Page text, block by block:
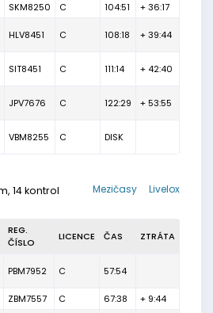
SKM8250 C 104:51 + 36:17
HLV8451 C 108:18 + 39:44
SIT8451 C 111:14 + 42:40
JPV7676 C 122:29 + 53:55
VBM8255 C DISK
14 kontrol Livelox
Mezičasy
REG.
ČÍSLO
LICENCE ČAS ZTRÁTA
PBM7952 C 57:54
ZBM7557 C 67:38 + 9:44